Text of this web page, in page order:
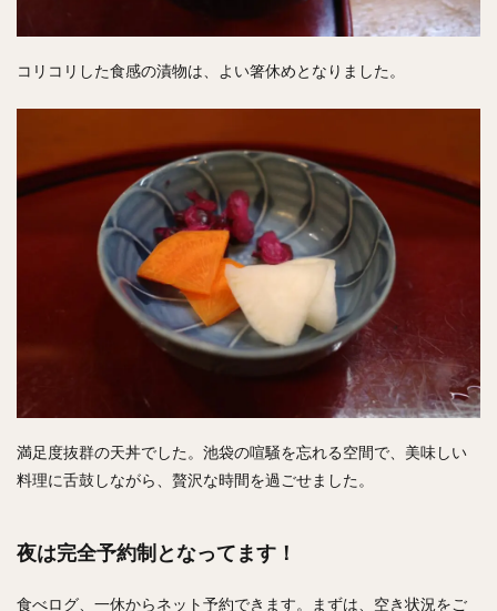
コリコリした食感の漬物は、よい箸休めとなりました。
満足度抜群の天丼でした。池袋の喧騒を忘れる空間で、美味しい
料理に舌鼓しながら、贅沢な時間を過ごせました。
夜は完全予約制となってます！
食べログ、一休からネット予約できます。まずは、空き状況をご